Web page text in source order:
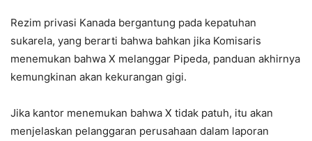
Rezim privasi Kanada bergantung pada kepatuhan
sukarela, yang berarti bahwa bahkan jika Komisaris
menemukan bahwa X melanggar Pipeda, panduan akhirnya
kemungkinan akan kekurangan gigi.
Jika kantor menemukan bahwa X tidak patuh, itu akan
menjelaskan pelanggaran perusahaan dalam laporan